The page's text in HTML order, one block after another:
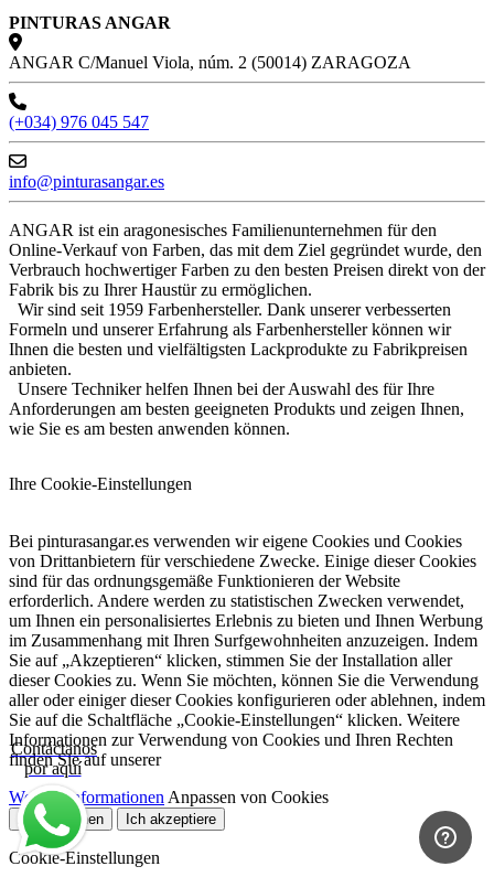
Contáctanos
por aquí
PINTURAS ANGAR
ANGAR C/Manuel Viola, núm. 2 (50014) ZARAGOZA
(+034) 976 045 547
info@pinturasangar.es
ANGAR ist ein aragonesisches Familienunternehmen für den
Online-Verkauf von Farben, das mit dem Ziel gegründet wurde, den
Verbrauch hochwertiger Farben zu den besten Preisen direkt von der
Fabrik bis zu Ihrer Haustür zu ermöglichen.
Wir sind seit 1959 Farbenhersteller. Dank unserer verbesserten
Formeln und unserer Erfahrung als Farbenhersteller können wir
Ihnen die besten und vielfältigsten Lackprodukte zu Fabrikpreisen
anbieten.
Unsere Techniker helfen Ihnen bei der Auswahl des für Ihre
Anforderungen am besten geeigneten Produkts und zeigen Ihnen,
wie Sie es am besten anwenden können.
Ihre Cookie-Einstellungen
Bei pinturasangar.es verwenden wir eigene Cookies und Cookies
von Drittanbietern für verschiedene Zwecke. Einige dieser Cookies
sind für das ordnungsgemäße Funktionieren der Website
erforderlich. Andere werden zu statistischen Zwecken verwendet,
um Ihnen ein personalisiertes Erlebnis zu bieten und Ihnen Werbung
im Zusammenhang mit Ihren Surfgewohnheiten anzuzeigen. Indem
Sie auf „Akzeptieren“ klicken, stimmen Sie der Installation aller
dieser Cookies zu. Wenn Sie möchten, können Sie die Verwendung
aller oder einiger dieser Cookies konfigurieren oder ablehnen, indem
Sie auf die Schaltfläche „Cookie-Einstellungen“ klicken. Weitere
Informationen zur Verwendung von Cookies und Ihren Rechten
finden Sie auf unserer
Weitere Informationen Anpassen von Cookies
Alle ablehnen Ich akzeptiere
Cookie-Einstellungen